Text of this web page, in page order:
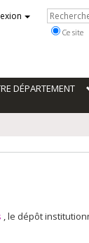
Ce site
DÉPARTEMENT
, le dépôt